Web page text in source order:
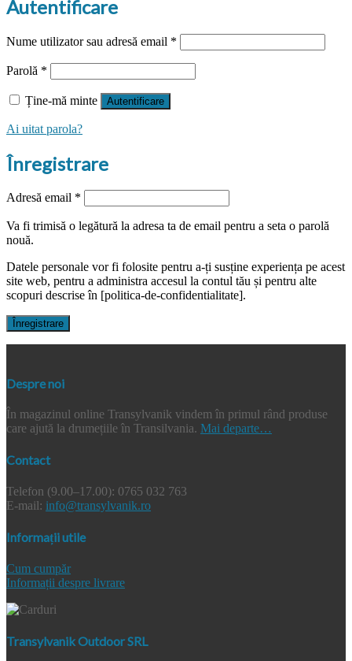
Autentificare
Nume utilizator sau adresă email *
Parolă *
Ține-mă minte Autentificare
Ai uitat parola?
Înregistrare
Adresă email *
Va fi trimisă o legătură la adresa ta de email pentru a seta o parolă
nouă.
Datele personale vor fi folosite pentru a-ți susține experiența pe acest
site web, pentru a administra accesul la contul tău și pentru alte
scopuri descrise în [politica-de-confidentialitate].
Înregistrare
Despre noi
În magazinul online Transylvanik vindem în primul rând produse
care ajută la drumețiile în Transilvania. Mai departe…
Contact
Telefon (9.00–17.00): 0765 032 763
E-mail: info@transylvanik.ro
Informații utile
Cum cumpăr
Informații despre livrare
Transylvanik Outdoor SRL